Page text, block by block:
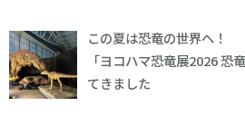
この夏は恐竜の世界へ！
「ヨコハマ恐竜展2026 恐
てきました